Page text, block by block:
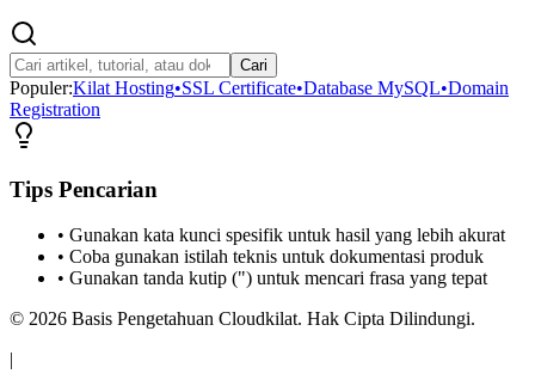
Cari
Populer:Kilat Hosting•SSL Certificate•Database MySQL•Domain
Registration
Tips Pencarian
• Gunakan kata kunci spesifik untuk hasil yang lebih akurat
• Coba gunakan istilah teknis untuk dokumentasi produk
• Gunakan tanda kutip (") untuk mencari frasa yang tepat
© 2026 Basis Pengetahuan Cloudkilat. Hak Cipta Dilindungi.
|